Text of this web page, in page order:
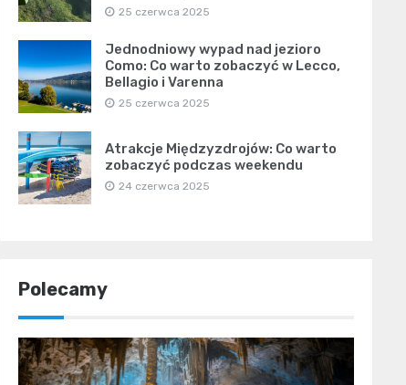
25 czerwca 2025
Jednodniowy wypad nad jezioro
Como: Co warto zobaczyć w Lecco,
Bellagio i Varenna
25 czerwca 2025
Atrakcje Międzyzdrojów: Co warto
zobaczyć podczas weekendu
24 czerwca 2025
Polecamy